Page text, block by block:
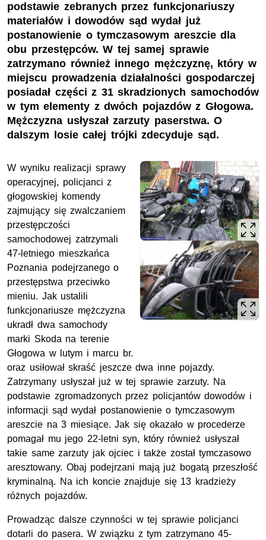
podstawie zebranych przez funkcjonariuszy
materiałów i dowodów sąd wydał już
postanowienie o tymczasowym areszcie dla
obu przestępców. W tej samej sprawie
zatrzymano również innego mężczyznę, który w
miejscu prowadzenia działalności gospodarczej
posiadał części z 31 skradzionych samochodów
w tym elementy z dwóch pojazdów z Głogowa.
Mężczyzna usłyszał zarzuty paserstwa. O
dalszym losie całej trójki zdecyduje sąd.
W wyniku realizacji sprawy
operacyjnej, policjanci z
głogowskiej komendy
zajmujący się zwalczaniem
przestępczości
samochodowej zatrzymali
47-letniego mieszkańca
Poznania podejrzanego o
przestępstwa przeciwko
mieniu. Jak ustalili
funkcjonariusze mężczyzna
ukradł dwa samochody
marki Skoda na terenie
Głogowa w lutym i marcu br.
oraz usiłował skraść jeszcze dwa inne pojazdy.
Zatrzymany usłyszał już w tej sprawie zarzuty. Na
podstawie zgromadzonych przez policjantów dowodów i
informacji sąd wydał postanowienie o tymczasowym
areszcie na 3 miesiące. Jak się okazało w procederze
pomagał mu jego 22-letni syn, który również usłyszał
takie same zarzuty jak ojciec i także został tymczasowo
aresztowany. Obaj podejrzani mają już bogatą przeszłość
kryminalną. Na ich koncie znajduje się 13 kradzieży
różnych pojazdów.
Prowadząc dalsze czynności w tej sprawie policjanci
dotarli do pasera. W związku z tym zatrzymano 45-